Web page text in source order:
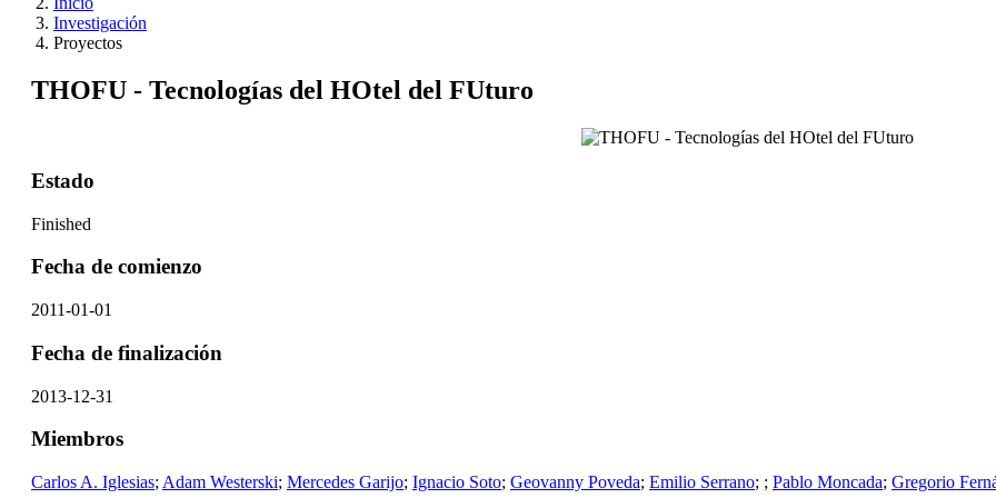
Investigación
Proyectos
THOFU - Tecnologías del HOtel del FUturo
Estado
Finished
Fecha de comienzo
2011-01-01
Fecha de finalización
2013-12-31
Miembros
Carlos A. Iglesias; Adam Westerski; Mercedes Garijo; Ignacio Soto; Geovanny Poveda; Emilio Serrano; ; Pablo Moncada; Gregorio